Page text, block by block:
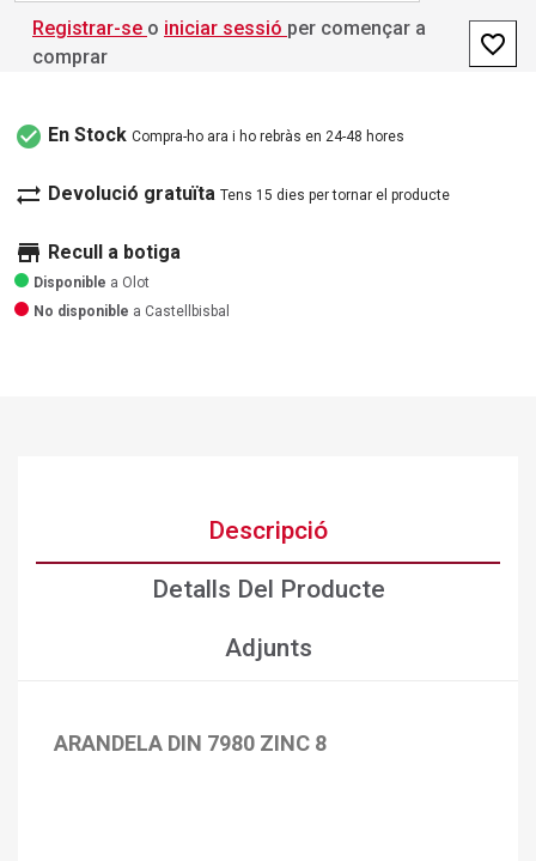
Registrar-se o iniciar sessió per començar a
comprar
favorite_border
check_circle En Stock Compra-ho ara i ho rebràs en 24-48 hores
sync_alt Devolució gratuïta Tens 15 dies per tornar el producte
store Recull a botiga
Disponible a Olot
No disponible a Castellbisbal
Descripció
Detalls Del Producte
Adjunts
ARANDELA DIN 7980 ZINC 8